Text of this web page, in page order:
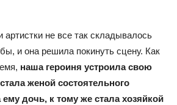
не все так складывалось
и она решила покинуть сцену. Как
наша героиня устроила свою
женой состоятельного
дочь, к тому же стала хозяйкой